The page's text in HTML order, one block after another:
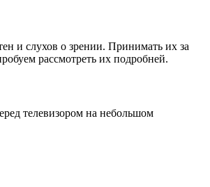
и слухов о зрении. Принимать их за
рассмотреть их подробней.
телевизором на небольшом